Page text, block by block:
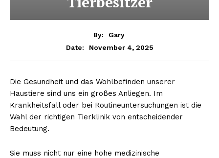
By:
Gary
Date:
November 4, 2025
Die Gesundheit und das Wohlbefinden unserer
Haustiere sind uns ein großes Anliegen. Im
Krankheitsfall oder bei Routineuntersuchungen ist die
Wahl der richtigen Tierklinik von entscheidender
Bedeutung.
Sie muss nicht nur eine hohe medizinische